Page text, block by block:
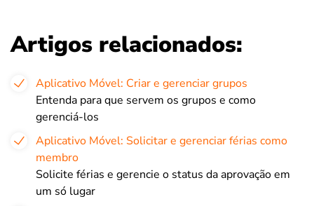
Artigos relacionados:
Aplicativo Móvel: Criar e gerenciar grupos
Entenda para que servem os grupos e como
gerenciá-los
Aplicativo Móvel: Solicitar e gerenciar férias como
membro
Solicite férias e gerencie o status da aprovação em
um só lugar